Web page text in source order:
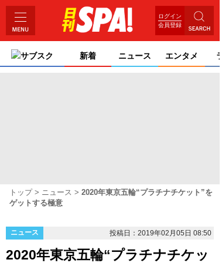
ログイン
会員登録
サブスク 新着 ニュース エンタメ
トップ ニュース
2020年東京五輪“プラチナチケット”を
ゲットする極意
ニュース 投稿日：2019年02月05日 08:50
2020年東京五輪“プラチナチケッ